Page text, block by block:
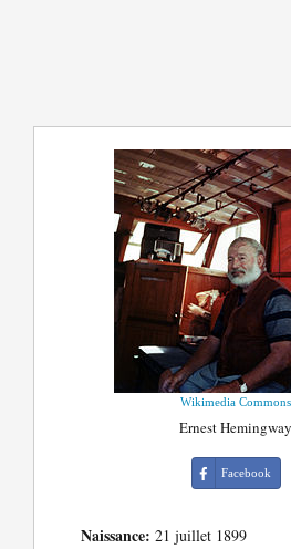
Wikimedia Commons
Ernest Hemingway
Facebook
Naissance: 21 juillet 1899